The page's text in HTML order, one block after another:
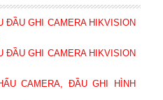
ĐẦU GHI CAMERA HIKVISION
ĐẦU GHI CAMERA HIKVISION
CAMERA, ĐẦU GHI HÌNH